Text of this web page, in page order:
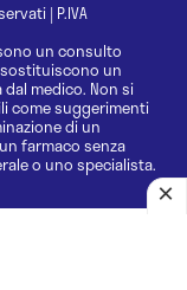
| P.IVA
un consulto
un
medico. Non si
come suggerimenti
di un
farmaco senza
o uno specialista.